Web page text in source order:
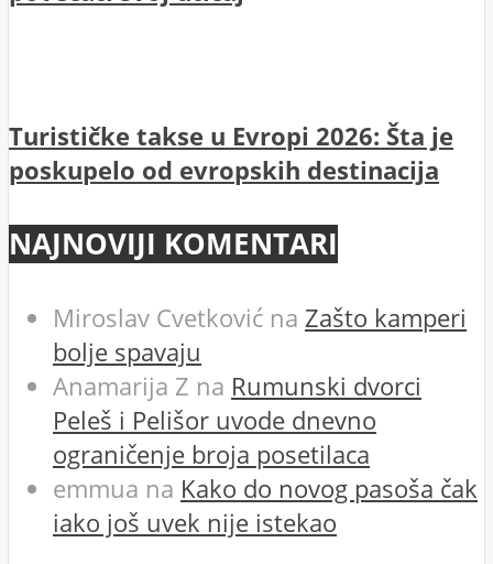
Turističke takse u Evropi 2026: Šta je
poskupelo od evropskih destinacija
NAJNOVIJI KOMENTARI
Miroslav Cvetković na Zašto kamperi
bolje spavaju
Anamarija Z na Rumunski dvorci
Peleš i Pelišor uvode dnevno
ograničenje broja posetilaca
emmua na Kako do novog pasoša čak
iako još uvek nije istekao